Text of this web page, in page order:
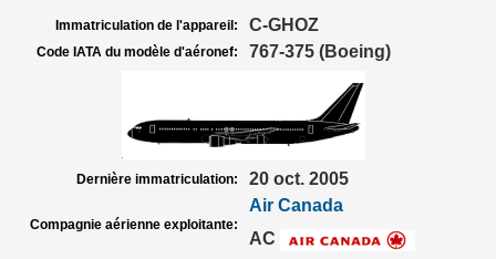
Immatriculation de l'appareil: C-GHOZ
Code IATA du modèle d'aéronef: 767-375 (Boeing)
Dernière immatriculation: 20 oct. 2005
Compagnie aérienne exploitante:
Air Canada
AC